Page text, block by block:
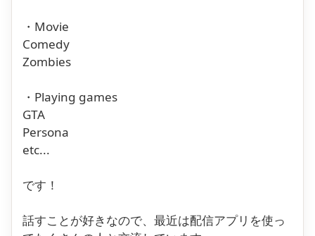
・Movie
Comedy
Zombies
・Playing games
GTA
Persona
etc...
です！
話すことが好きなので、最近は配信アプリを使っ